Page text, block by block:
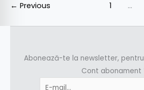
← Previous 1 …
Abonează-te la newsletter,
Cont abonament